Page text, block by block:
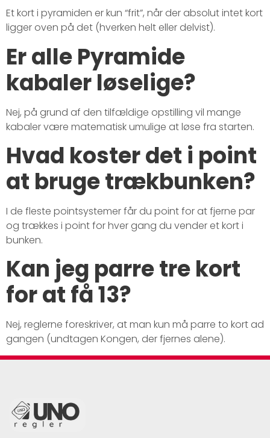
Et kort i pyramiden er kun “frit”, når der absolut intet kort
ligger oven på det (hverken helt eller delvist).
Er alle Pyramide
kabaler løselige?
Nej, på grund af den tilfældige opstilling vil mange
kabaler være matematisk umulige at løse fra starten.
Hvad koster det i point
at bruge trækbunken?
I de fleste pointsystemer får du point for at fjerne par
og trækkes i point for hver gang du vender et kort i
bunken.
Kan jeg parre tre kort
for at få 13?
Nej, reglerne foreskriver, at man kun må parre to kort ad
gangen (undtagen Kongen, der fjernes alene).